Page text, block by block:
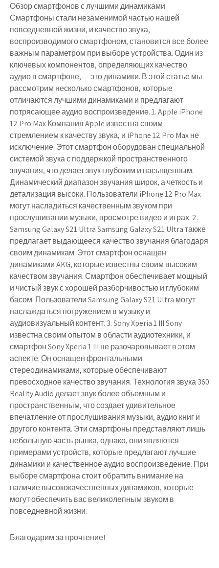
Обзор смартфонов с лучшими динамиками
Смартфоны стали незаменимой частью нашей
повседневной жизни, и качество звука,
воспроизводимого смартфоном, становится все более
важным параметром при выборе устройства. Один из
ключевых компонентов, определяющих качество
аудио в смартфоне, — это динамики. В этой статье мы
рассмотрим несколько смартфонов, которые
отличаются лучшими динамиками и предлагают
потрясающее аудио воспроизведение. 1. Apple iPhone
12 Pro Max Компания Apple известна своим
стремлением к качеству звука, и iPhone 12 Pro Max не
исключение. Этот смартфон оборудован специальной
системой звука с поддержкой пространственного
звучания, что делает звук глубоким и насыщенным.
Динамический диапазон звучания широк, а четкость и
детализация высоки. Пользователи iPhone 12 Pro Max
могут насладиться качественным звуком при
прослушивании музыки, просмотре видео и играх. 2.
Samsung Galaxy S21 Ultra Samsung Galaxy S21 Ultra также
предлагает выдающееся качество звучания благодаря
своим динамикам. Этот смартфон оснащен
динамиками AKG, которые известны своим высоким
качеством звучания. Смартфон обеспечивает мощный
и чистый звук с хорошей разборчивостью и глубоким
басом. Пользователи Samsung Galaxy S21 Ultra могут
наслаждаться погружением в музыку и
аудиовизуальный контент. 3. Sony Xperia 1 III Sony
известна своим опытом в области аудиотехники, и
смартфон Sony Xperia 1 III не разочаровывает в этом
аспекте. Он оснащен фронтальными
стереодинамиками, которые обеспечивают
превосходное качество звучания. Технология звука 360
Reality Audio делает звук более объемным и
пространственным, что создает удивительное
впечатление от прослушивания музыки, аудио книг и
другого контента. Эти смартфоны представляют лишь
небольшую часть рынка, однако, они являются
примерами устройств, которые предлагают лучшие
динамики и качественное аудио воспроизведение. При
выборе смартфона стоит обратить внимание на
наличие высококачественных динамиков, которые
могут обеспечить вас великолепным звуком в
повседневной жизни.
Благодарим за прочтение!